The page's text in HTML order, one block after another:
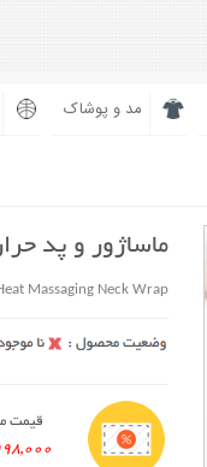
مد و پوشاک
ماساژور و پد
Massaging Neck Wrap
قیمت
998,000